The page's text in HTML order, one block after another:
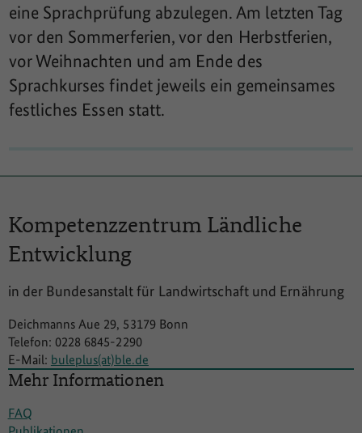
eine Sprachprüfung abzulegen. Am letzten Tag
vor den Sommerferien, vor den Herbstferien,
vor Weihnachten und am Ende des
Sprachkurses findet jeweils ein gemeinsames
festliches Essen statt.
Kompetenzzentrum Ländliche
Entwicklung
in der Bundesanstalt für Landwirtschaft und Ernährung
Deichmanns Aue 29, 53179 Bonn
Telefon: 0228 6845-2290
E-Mail: buleplus(at)ble.de
Mehr Informationen
FAQ